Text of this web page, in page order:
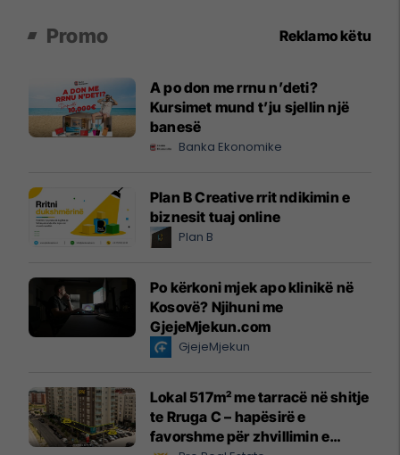
Promo Reklamo këtu
A po don me rrnu n’deti?
Kursimet mund t’ju sjellin një
banesë
Banka Ekonomike
Plan B Creative rrit ndikimin e
biznesit tuaj online
Plan B
Po kërkoni mjek apo klinikë në
Kosovë? Njihuni me
GjejeMjekun.com
GjejeMjekun
Lokal 517m² me tarracë në shitje
te Rruga C – hapësirë e
favorshme për zhvillimin e